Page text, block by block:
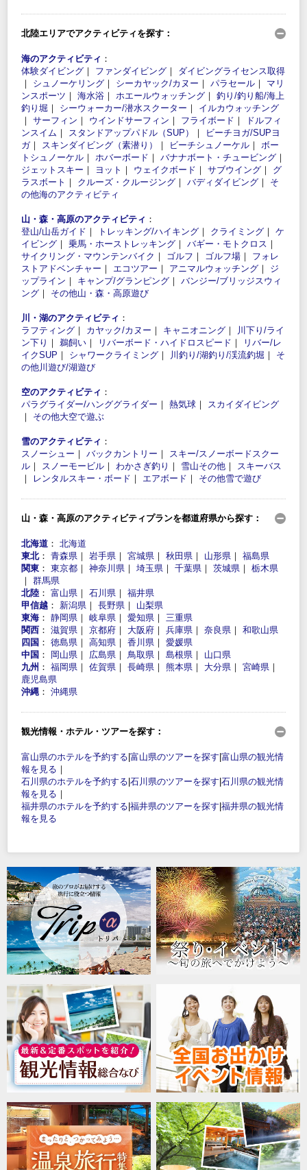
北陸エリアでアクティビティを探す：
海のアクティビティ ：
体験ダイビング ｜ ファンダイビング ｜ ダイビングライセンス取得
｜ シュノーケリング ｜ シーカヤック/カヌー ｜ パラセール ｜ マリ
ンスポーツ ｜ 海水浴 ｜ ホエールウォッチング ｜ 釣り/釣り船/海上
釣り堀 ｜ シーウォーカー/潜水スクーター ｜ イルカウォッチング
｜ サーフィン ｜ ウインドサーフィン ｜ フライボード ｜
ドルフィ
ンスイム ｜ スタンドアップパドル（SUP） ｜
ビーチヨガ/SUPヨ
ガ｜ スキンダイビング（素潜り） ｜ ビーチシュノーケル ｜ ボー
トシュノーケル ｜ ホバーボード ｜ バナナボート・チュービング ｜
ジェットスキー ｜ ヨット ｜ ウェイクボード ｜ サブウイング ｜ グ
ラスボート ｜ クルーズ・クルージング ｜ バディダイビング ｜ そ
の他海のアクティビティ
山・森・高原のアクティビティ ：
登山/山岳ガイド ｜ トレッキング/ハイキング ｜ クライミング ｜ ケ
イビング ｜ 乗馬・ホーストレッキング ｜ バギー・モトクロス ｜
サイクリング・マウンテンバイク ｜ ゴルフ ｜ ゴルフ場 ｜ フォレ
ストアドベンチャー ｜ エコツアー ｜ アニマルウォッチング ｜ ジ
ップライン ｜ キャンプ/グランピング ｜ バンジー/ブリッジスウィ
ング ｜ その他山・森・高原遊び
川・湖のアクティビティ ：
ラフティング ｜ カヤック/カヌー ｜ キャニオニング ｜
川下り/ライ
ン下り ｜ 鵜飼い ｜ リバーボード・ハイドロスピード ｜
リバー/レ
イクSUP ｜ シャワークライミング ｜ 川釣り/湖釣り/渓流釣堀 ｜ そ
の他川遊び/湖遊び
空のアクティビティ ：
パラグライダー/ハンググライダー ｜ 熱気球 ｜ スカイダイビング
｜ その他大空で遊ぶ
雪のアクティビティ ：
スノーシュー ｜ バックカントリー ｜ スキー/スノーボードスクー
ル ｜ スノーモービル ｜ わかさぎ釣り ｜ 雪山その他 ｜ スキーバス
｜
レンタルスキー・ボード ｜ エアボード ｜ その他雪で遊び
山・森・高原のアクティビティプランを都道府県から探す：
北海道 ： 北海道
東北： 青森県 ｜ 岩手県 ｜ 宮城県 ｜ 秋田県 ｜ 山形県 ｜ 福島県
関東 ： 東京都 ｜ 神奈川県 ｜ 埼玉県 ｜ 千葉県 ｜ 茨城県 ｜ 栃木県
｜ 群馬県
北陸 ： 富山県 ｜ 石川県 ｜ 福井県
甲信越 ： 新潟県 ｜ 長野県 ｜ 山梨県
東海 ： 静岡県 ｜ 岐阜県 ｜ 愛知県 ｜ 三重県
関西 ： 滋賀県 ｜ 京都府 ｜ 大阪府 ｜ 兵庫県 ｜ 奈良県 ｜ 和歌山県
四国 ： 徳島県 ｜ 高知県 ｜ 香川県 ｜ 愛媛県
中国 ： 岡山県 ｜ 広島県 ｜ 鳥取県 ｜ 島根県 ｜ 山口県
九州 ： 福岡県 ｜ 佐賀県 ｜ 長崎県 ｜ 熊本県 ｜ 大分県 ｜ 宮崎県 ｜
鹿児島県
沖縄 ： 沖縄県
観光情報・ホテル・ツアーを探す：
富山県のホテルを予約する 富山県のツアーを探す 富山県の観光情
報を見る ｜
石川県のホテルを予約する 石川県のツアーを探す 石川県の観光情
報を見る ｜
福井県のホテルを予約する 福井県のツアーを探す 福井県の観光情
報を見る